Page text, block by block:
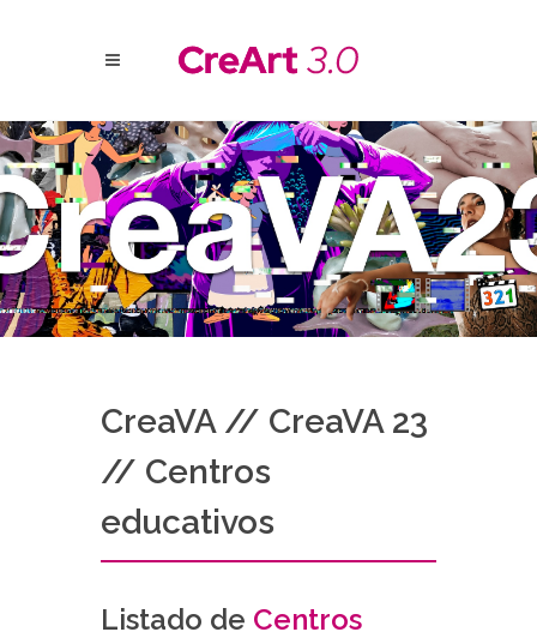
CreaVA // CreaVA 23
// Centros
educativos
Listado de Centros